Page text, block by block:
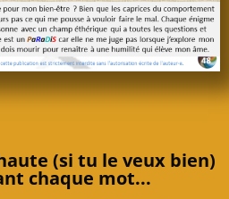
(si tu le veux bien)
chaque mot...